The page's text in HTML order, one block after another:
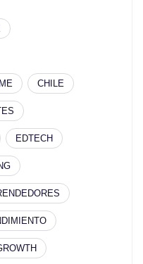
CHILE
EDTECH